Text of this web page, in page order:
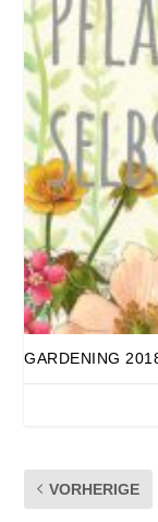
GARDENING
VORHERIGE